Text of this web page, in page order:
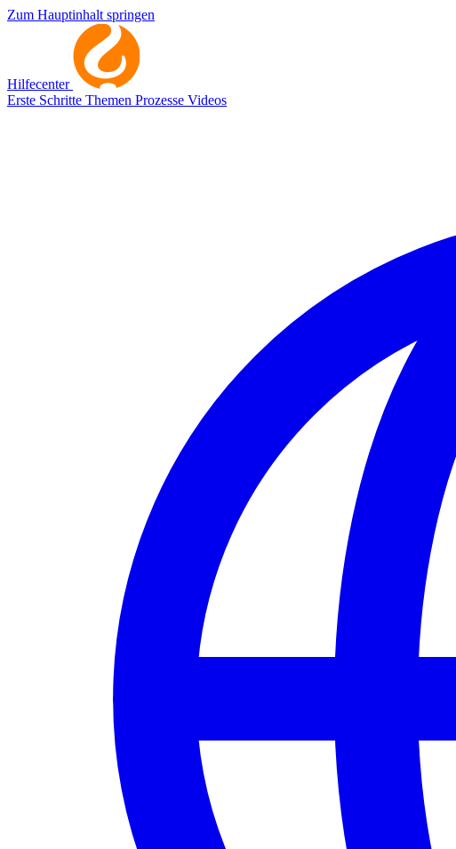
Zum Hauptinhalt springen
Hilfecenter
Erste Schritte Themen Prozesse Videos